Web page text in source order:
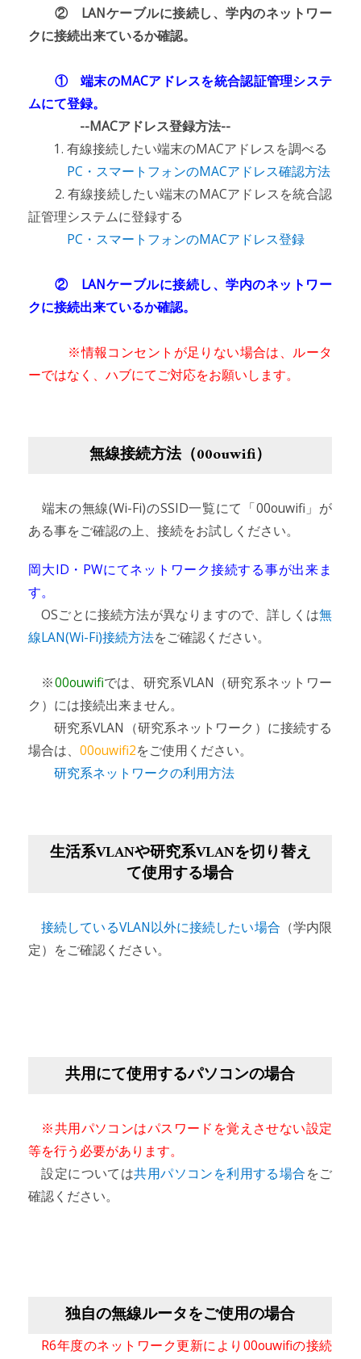
② LANケーブルに接続し、学内のネットワー
クに接続出来ているか確認。
① 端末のMACアドレスを統合認証管理システ
ムにて登録。
--MACアドレス登録方法--
1. 有線接続したい端末のMACアドレスを調べる
PC・スマートフォンのMACアドレス確認方法
2. 有線接続したい端末のMACアドレスを統合認
証管理システムに登録する
PC・スマートフォンのMACアドレス登録
② LANケーブルに接続し、学内のネットワー
クに接続出来ているか確認。
※情報コンセントが足りない場合は、ルータ
ーではなく、ハブにてご対応をお願いします。
無線接続方法（00ouwifi）
端末の無線(Wi-Fi)のSSID一覧にて「00ouwifi」が
ある事をご確認の上、接続をお試しください。
岡大ID・PWにてネットワーク接続する事が出来ま
す。
OSごとに接続方法が異なりますので、詳しくは無
線LAN(Wi-Fi)接続方法をご確認ください。
※00ouwifiでは、研究系VLAN（研究系ネットワー
ク）には接続出来ません。
研究系VLAN（研究系ネットワーク）に接続する
場合は、 00ouwifi2をご使用ください。
研究系ネットワークの利用方法
生活系VLANや研究系VLANを切り替え
て使用する場合
接続しているVLAN以外に接続したい場合 （学内限
定）をご確認ください。
共用にて使用するパソコンの場合
※共用パソコンはパスワードを覚えさせない設定
等を行う必要があります。
設定については共用パソコンを利用する場合をご
確認ください。
独自の無線ルータをご使用の場合
R6年度のネットワーク更新により00ouwifiの接続